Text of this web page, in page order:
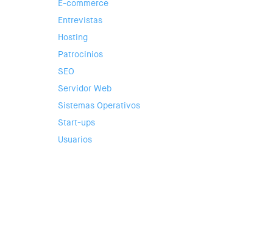
E-commerce
Entrevistas
Hosting
Patrocinios
SEO
Servidor Web
Sistemas Operativos
Start-ups
Usuarios